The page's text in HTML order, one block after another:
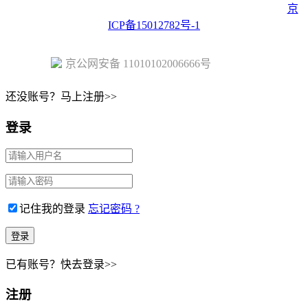
京
ICP备15012782号-1
京公网安备 11010102006666号
还没账号？马上注册>>
登录
记住我的登录 忘记密码 ?
已有账号？快去登录>>
注册